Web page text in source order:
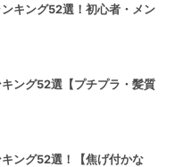
キング52選！初心者・メン
ング52選【プチプラ・髪質
ング52選！【焦げ付かな